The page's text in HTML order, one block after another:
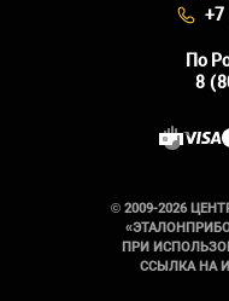
По
8
© 2009-2026
ПРИ
ССЫЛКА НА